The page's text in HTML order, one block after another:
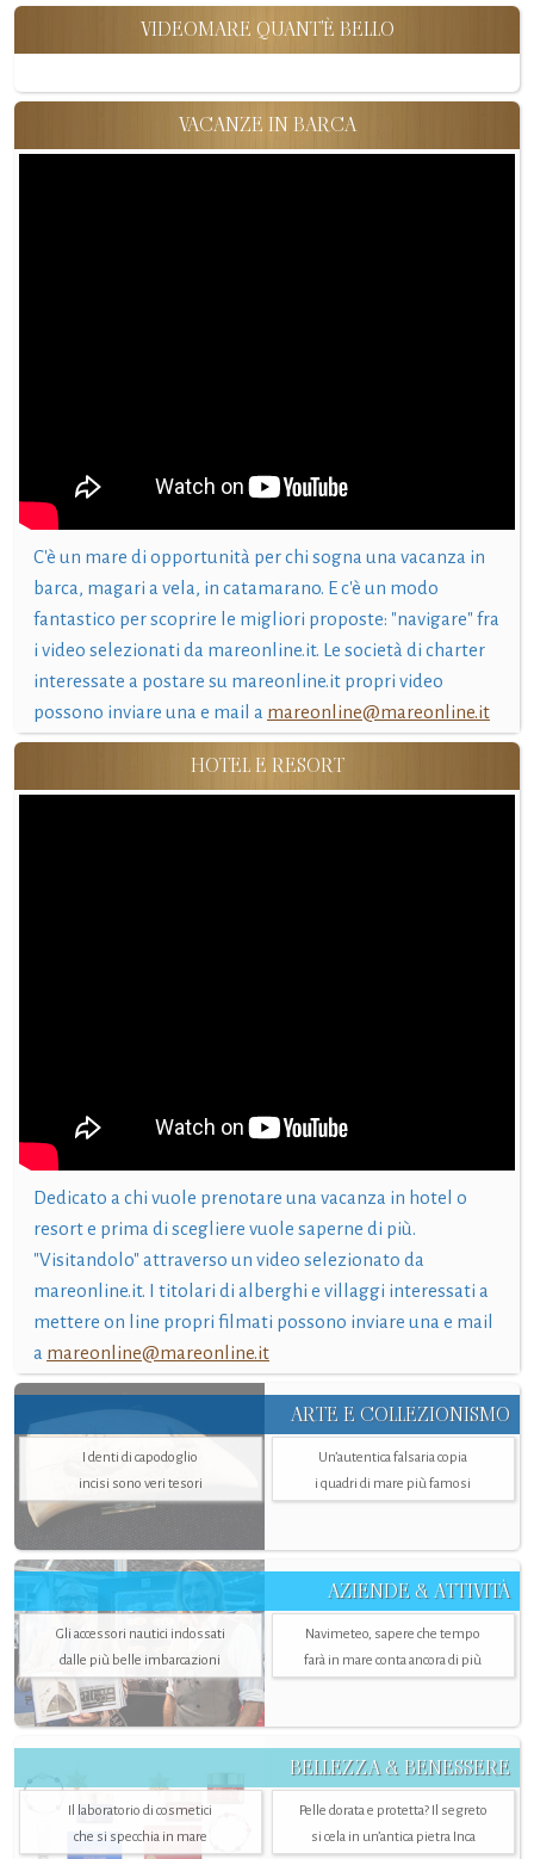
VIDEOMARE QUANT'È BELLO
VACANZE IN BARCA
C'è un mare di opportunità per chi sogna una vacanza in
barca, magari a vela, in catamarano. E c'è un modo
fantastico per scoprire le migliori proposte: "navigare" fra
i video selezionati da mareonline.it. Le società di charter
interessate a postare su mareonline.it propri video
possono inviare una e mail a mareonline@mareonline.it
HOTEL E RESORT
Dedicato a chi vuole prenotare una vacanza in hotel o
resort e prima di scegliere vuole saperne di più.
"Visitandolo" attraverso un video selezionato da
mareonline.it. I titolari di alberghi e villaggi interessati a
mettere on line propri filmati possono inviare una e mail
a mareonline@mareonline.it
ARTE E COLLEZIONISMO
I denti di capodoglio
incisi sono veri tesori
Un’autentica falsaria copia
i quadri di mare più famosi
AZIENDE & ATTIVITÀ
Gli accessori nautici indossati
dalle più belle imbarcazioni
Navimeteo, sapere che tempo
farà in mare conta ancora di più
BELLEZZA & BENESSERE
Il laboratorio di cosmetici
che si specchia in mare
Pelle dorata e protetta? Il segreto
si cela in un’antica pietra Inca